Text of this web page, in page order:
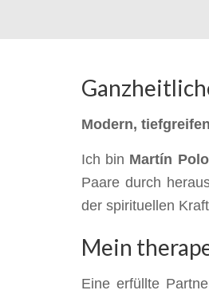
Modern,
Ich bin Martín
Paare durch
der spirituellen
Mein
Eine erfüllte